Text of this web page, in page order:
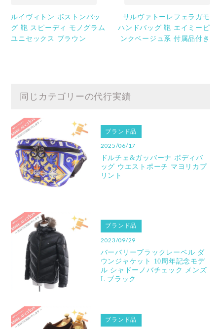
ルイヴィトン ボストンバッ
グ 鞄 スピーディ モノグラム
ユニセックス ブラウン
サルヴァトーレフェラガモ
ハンドバッグ 鞄 エイミーピ
ンクベージュ系 付属品付き
同じカテゴリーの代行実績
ブランド品
2025/06/17
ドルチェ&ガッバーナ ボディバ
ッグ ウエストポーチ マヨリカプ
リント
ブランド品
2023/09/29
バーバリーブラックレーベル ダ
ウンジャケット 10周年記念モデ
ル シャドーノバチェック メンズ
L ブラック
ブランド品